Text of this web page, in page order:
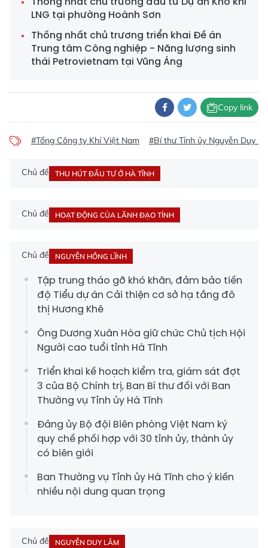
LNG tại phường Hoành Sơn
Thống nhất chủ trương triển khai Đề án
Trung tâm Công nghiệp - Năng lượng sinh
thái Petrovietnam tại Vũng Áng
Copy link
#Tổng Công ty Khí Việt Nam #Bí thư Tỉnh ủy Nguyễn Duy
Chủ đề THU HÚT ĐẦU TƯ Ở HÀ TĨNH
Chủ đề HOẠT ĐỘNG CỦA LÃNH ĐẠO TỈNH
Chủ đề NGUYỄN HỒNG LĨNH
Tập trung tháo gỡ khó khăn, đảm bảo tiến
độ Tiểu dự án Cải thiện cơ sở hạ tầng đô
thị Hương Khê
Ông Dương Xuân Hòa giữ chức Chủ tịch Hội
Người cao tuổi tỉnh Hà Tĩnh
Triển khai kế hoạch kiểm tra, giám sát đợt
3 của Bộ Chính trị, Ban Bí thư đối với Ban
Thường vụ Tỉnh ủy Hà Tĩnh
Đảng ủy Bộ đội Biên phòng Việt Nam ký
quy chế phối hợp với 30 tỉnh ủy, thành ủy
có biên giới
Ban Thường vụ Tỉnh ủy Hà Tĩnh cho ý kiến
nhiều nội dung quan trọng
Chủ đề NGUYỄN DUY LÂM